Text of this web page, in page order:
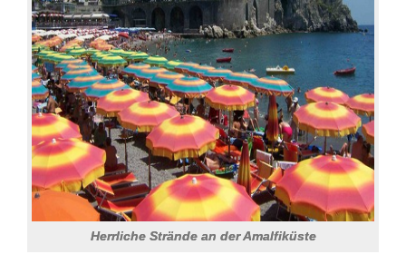
Herrliche Strände an der Amalfiküste